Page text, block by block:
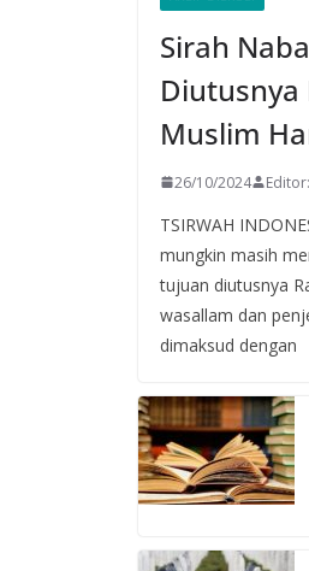
Sirah
Diutusnya
Muslim
26/10/2024
TSIRWAH
mungkin masih
tujuan diutusnya
wasallam dan
dimaksud dengan